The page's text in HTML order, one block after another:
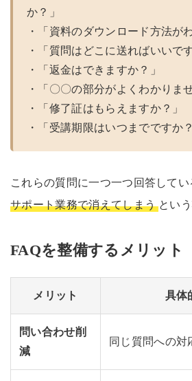
か？」
・「資料のダウンロード方法が
・「質問はどこに送ればいいで
・「返金はできますか？」
・「〇〇の部分がよくわかりま
・「修了証はもらえますか？」
・「受講期限はいつまでですか？
これらの質問に一つ一つ回答して
サポート業務で消えてしまう とい
FAQを整備するメリット
メリット 具体
問い合わせ削
減
同じ質問への対